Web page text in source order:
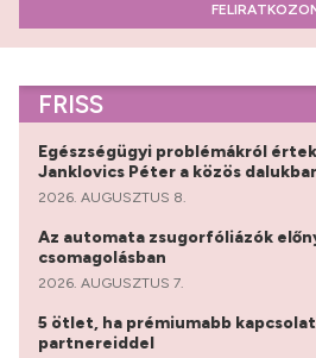
FRISS
Egészségügyi problémákról
Janklovics Péter a közös
2026. AUGUSZTUS 8.
Az automata zsugorfóliázók
csomagolásban
2026. AUGUSZTUS 7.
5 ötlet, ha prémiumabb
partnereiddel